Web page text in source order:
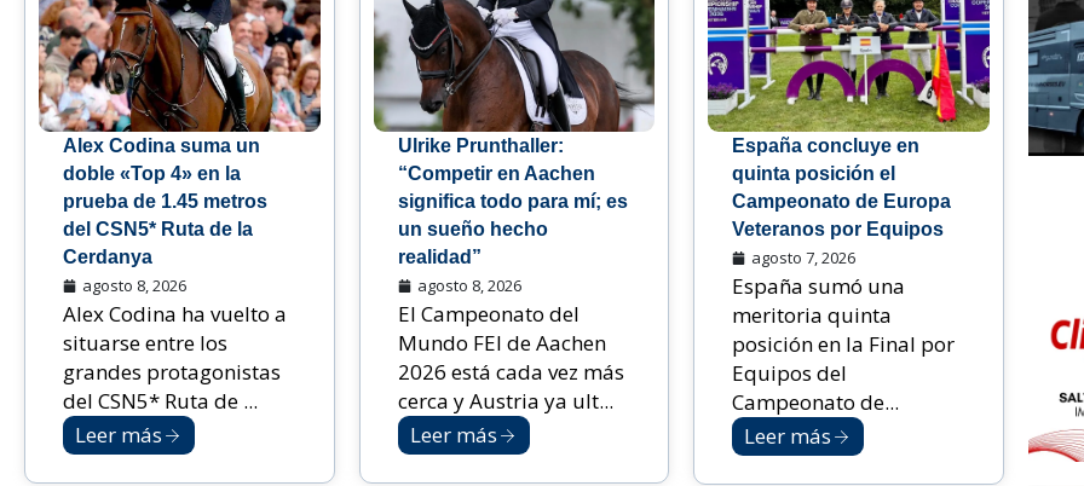
Alex Codina suma un
doble «Top 4» en la
prueba de 1.45 metros
del CSN5* Ruta de la
Cerdanya
agosto 8, 2026
Alex Codina ha vuelto a
situarse entre los
grandes protagonistas
del CSN5* Ruta de ...
Leer más
Ulrike Prunthaller:
“Competir en Aachen
significa todo para mí; es
un sueño hecho
realidad”
agosto 8, 2026
El Campeonato del
Mundo FEI de Aachen
2026 está cada vez más
cerca y Austria ya ult...
Leer más
España concluye en
quinta posición el
Campeonato de Europa
Veteranos por Equipos
agosto 7, 2026
España sumó una
meritoria quinta
posición en la Final por
Equipos del
Campeonato de...
Leer más